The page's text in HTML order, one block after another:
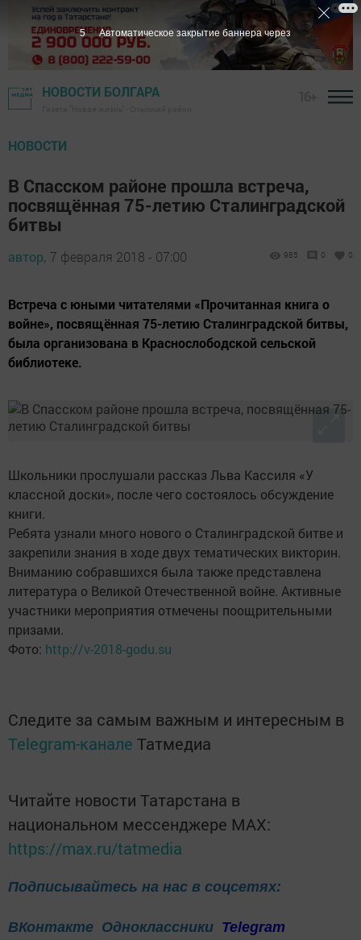
НОВОСТИ БОЛГАРА
НОВОСТИ
В Спасском районе прошла встреча,
посвящённая 75-летию Сталинградской
битвы
автор, 7 февраля 2018 - 07:00 985 0 0
Встреча с юными читателями «Прочитанная книга о
войне», посвящённая 75-летию Сталинградской битвы,
была организована в Краснослободской сельской
библиотеке.
Школьники прослушали рассказ Льва Кассиля «У
классной доски», после чего состоялось обсуждение
книги.
Ребята узнали много нового о Сталинградской битве и
закрепили знания в ходе двух тематических викторин.
Вниманию собравшихся была также представлена
литература о Великой Отечественной войне. Активные
участники мероприятия отмечены поощрительными
призами.
Фото: http://v-2018-godu.su
Следите за самым важным и интересным в
Telegram-канале Татмедиа
Читайте новости Татарстана в
национальном мессенджере MАХ:
https://max.ru/tatmedia
Подписывайтесь на нас в соцсетях:
ВКонтакте Одноклассники Telegram
4 Автоматическое закрытие баннера через